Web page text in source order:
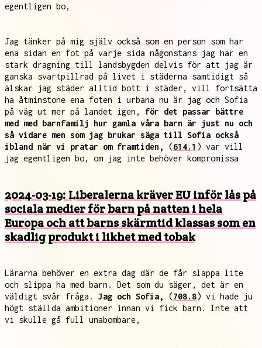
egentligen bo,
Jag tänker på mig själv också som en person som har
ena sidan en fot på varje sida någonstans jag har en
stark dragning till landsbygden delvis för att jag är
ganska svartpillrad på livet i städerna samtidigt så
älskar jag städer alltid bott i städer, vill fortsätta
ha åtminstone ena foten i urbana nu är jag och Sofia
på väg ut mer på landet igen, för det passar bättre
med med barnfamilj hur gamla våra barn är just nu och
så vidare men som jag brukar säga till Sofia också
ibland när vi pratar om framtiden,
(614.1 ) var vill
jag egentligen bo, om jag inte behöver kompromissa
2024-03-19: Liberalerna kräver EU inför lås på
sociala medier för barn på natten i hela
Europa och att barns skärmtid klassas som en
skadlig produkt i likhet med tobak
Lärarna behöver en extra dag där de får slappa lite
och slippa ha med barn. Det som du säger, det är en
väldigt svår fråga. Jag och Sofia, (708.8) vi hade ju
högt ställda ambitioner innan vi fick barn. Inte att
vi skulle gå full unabombare,